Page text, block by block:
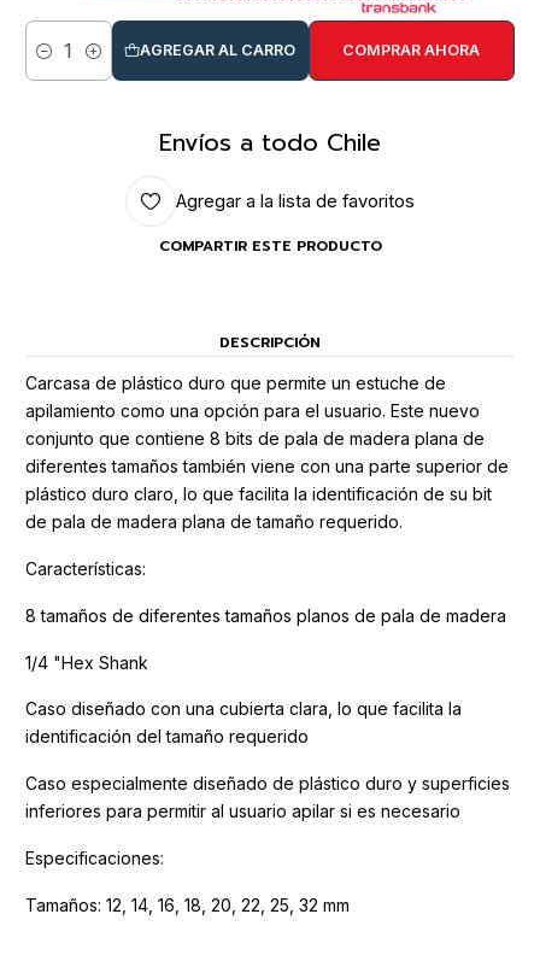
Cantidad
AGREGAR AL CARRO COMPRAR AHORA
Envíos a todo Chile
Agregar a la lista de favoritos
COMPARTIR ESTE PRODUCTO
DESCRIPCIÓN
Carcasa de plástico duro que permite un estuche de
apilamiento como una opción para el usuario. Este nuevo
conjunto que contiene 8 bits de pala de madera plana de
diferentes tamaños también viene con una parte superior de
plástico duro claro, lo que facilita la identificación de su bit
de pala de madera plana de tamaño requerido.
Características:
8 tamaños de diferentes tamaños planos de pala de madera
1/4 "Hex Shank
Caso diseñado con una cubierta clara, lo que facilita la
identificación del tamaño requerido
Caso especialmente diseñado de plástico duro y superficies
inferiores para permitir al usuario apilar si es necesario
Especificaciones:
Tamaños: 12, 14, 16, 18, 20, 22, 25, 32 mm